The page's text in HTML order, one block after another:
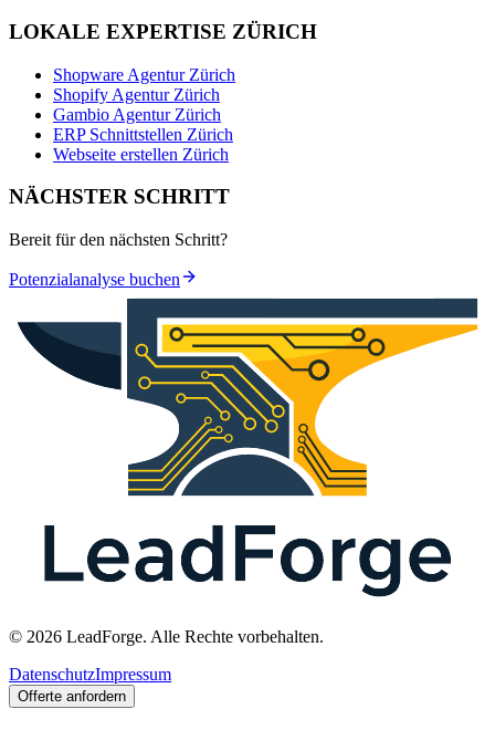
LOKALE EXPERTISE ZÜRICH
Shopware Agentur Zürich
Shopify Agentur Zürich
Gambio Agentur Zürich
ERP Schnittstellen Zürich
Webseite erstellen Zürich
NÄCHSTER SCHRITT
Bereit für den nächsten Schritt?
Potenzialanalyse buchen
© 2026 LeadForge. Alle Rechte vorbehalten.
DatenschutzImpressum
Offerte anfordern